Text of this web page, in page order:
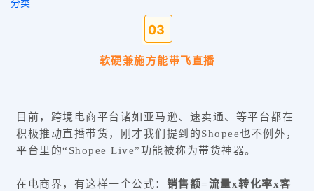
分类
03
软硬兼施方能带飞直播
目前，跨境电商平台诸如亚马逊、速卖通、等平台都在
积极推动直播带货，刚才我们提到的Shopee也不例外，
平台里的“Shopee Live”功能被称为带货神器。
在电商界，有这样一个公式： 销售额=流量x转化率x客